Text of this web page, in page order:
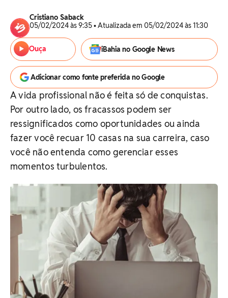
Cristiano Saback
05/02/2024 às 9:35 • Atualizada em 05/02/2024 às 11:30
Ouça iBahia no Google News
Adicionar como fonte preferida no Google
A vida profissional não é feita só de conquistas.
Por outro lado, os fracassos podem ser
ressignificados como oportunidades ou ainda
fazer você recuar 10 casas na sua carreira, caso
você não entenda como gerenciar esses
momentos turbulentos.